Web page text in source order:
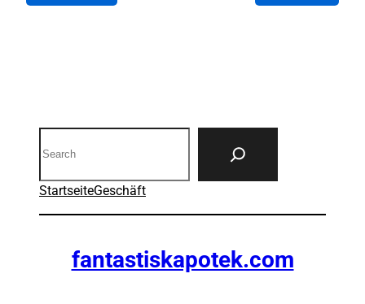
StartseiteGeschäft
fantastiskapotek.com